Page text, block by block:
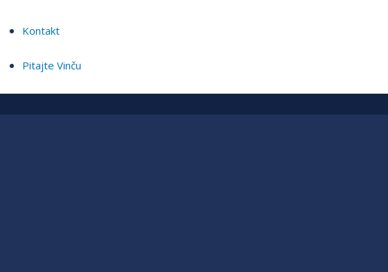
Kontakt
Pitajte Vinču